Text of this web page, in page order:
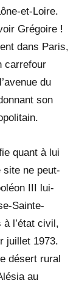
et-Loire.
Grégoire !
dans Paris,
carrefour
du
son
quant à lui
site ne peut-
III lui-
Sainte-
à l’état civil,
juillet 1973.
désert rural
au